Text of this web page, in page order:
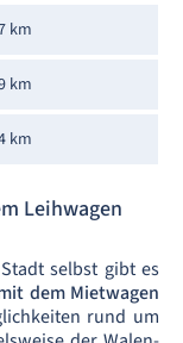
km
km
km
Leihwagen
selbst gibt es
dem Mietwagen
rund um